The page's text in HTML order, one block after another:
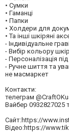
• Сумки
• Гаманці
• Папки
• Холдери для
• Та інші шкіряні
- Індивідуальне
- Вибір кольору
- Персоналізація
- Ручне шиття та
не масмаркет
Контакти:
телеграм
Вайбер 0932827025
Сайт:https://
Відео:https://